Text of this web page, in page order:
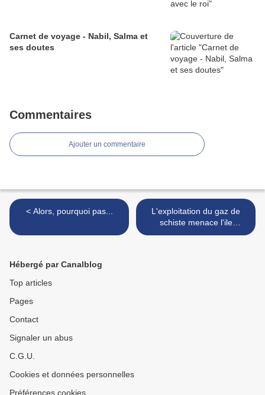
Carnet de voyage - Nabil, Salma et
ses doutes
Commentaires
Ajouter un commentaire
< Alors, pourquoi pas...
L'exploitation du gaz de
schiste menace l'ile
d'Anticosti >
Hébergé par Canalblog
Top articles
Pages
Contact
Signaler un abus
C.G.U.
Cookies et données personnelles
Préférences cookies